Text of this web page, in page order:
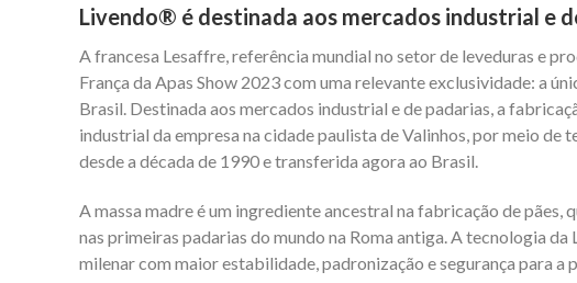
Livendo® é destinada aos mercados industrial e
A francesa Lesaffre, referência mundial no setor de leveduras e
França da Apas Show 2023 com uma relevante exclusividade: a
Brasil. Destinada aos mercados industrial e de padarias, a
industrial da empresa na cidade paulista de Valinhos, por meio
desde a década de 1990 e transferida agora ao Brasil.
A massa madre é um ingrediente ancestral na fabricação de pães,
nas primeiras padarias do mundo na Roma antiga. A tecnologia
milenar com maior estabilidade, padronização e segurança para a